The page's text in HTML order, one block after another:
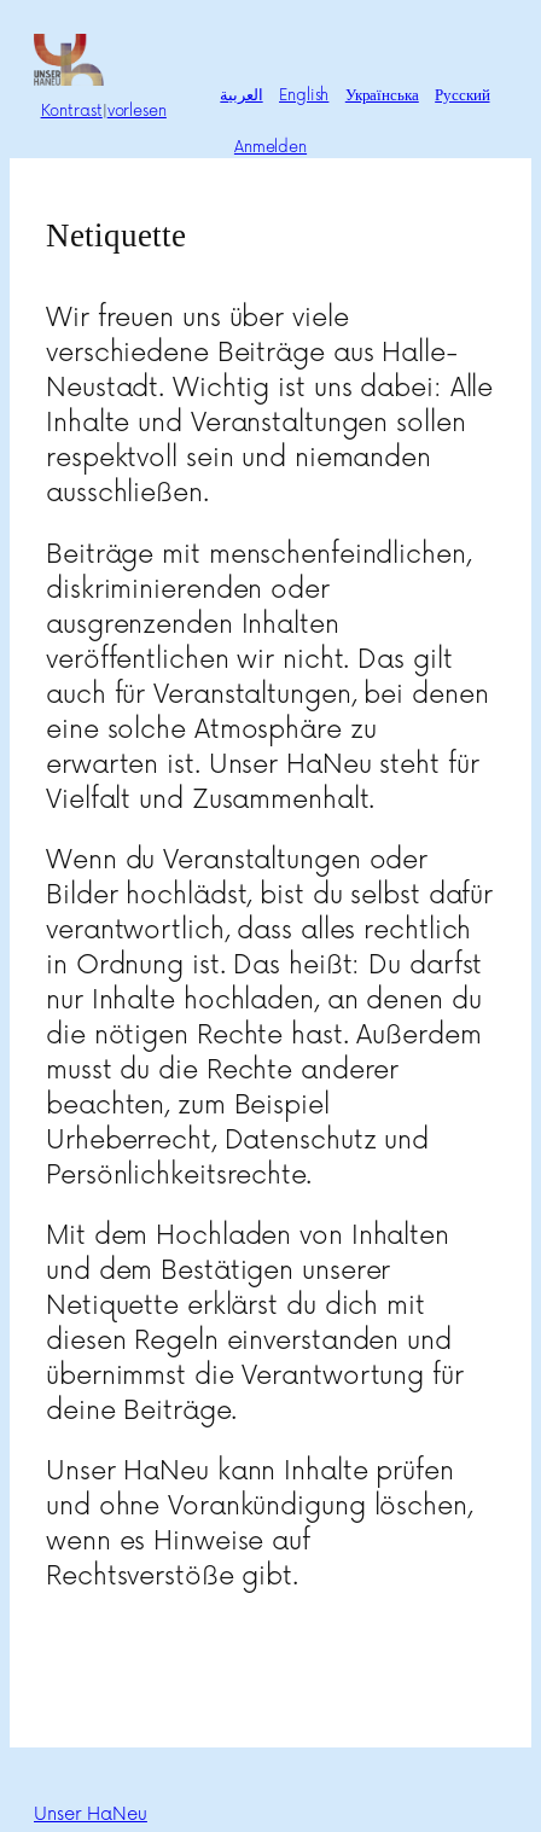
Zum
Inhalt
springen
Kontrast vorlesen
العربية English Українська Русский
Anmelden
Netiquette
Wir freuen uns über viele
verschiedene Beiträge aus Halle-
Neustadt. Wichtig ist uns dabei: Alle
Inhalte und Veranstaltungen sollen
respektvoll sein und niemanden
ausschließen.
Beiträge mit menschenfeindlichen,
diskriminierenden oder
ausgrenzenden Inhalten
veröffentlichen wir nicht. Das gilt
auch für Veranstaltungen, bei denen
eine solche Atmosphäre zu
erwarten ist. Unser HaNeu steht für
Vielfalt und Zusammenhalt.
Wenn du Veranstaltungen oder
Bilder hochlädst, bist du selbst dafür
verantwortlich, dass alles rechtlich
in Ordnung ist. Das heißt: Du darfst
nur Inhalte hochladen, an denen du
die nötigen Rechte hast. Außerdem
musst du die Rechte anderer
beachten, zum Beispiel
Urheberrecht, Datenschutz und
Persönlichkeitsrechte.
Mit dem Hochladen von Inhalten
und dem Bestätigen unserer
Netiquette erklärst du dich mit
diesen Regeln einverstanden und
übernimmst die Verantwortung für
deine Beiträge.
Unser HaNeu kann Inhalte prüfen
und ohne Vorankündigung löschen,
wenn es Hinweise auf
Rechtsverstöße gibt.
Unser HaNeu